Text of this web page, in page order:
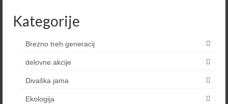
Kategorije
Brezno treh generacij
delovne akcije
Divaška jama
Ekologija